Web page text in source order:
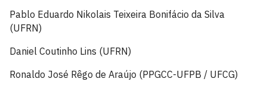
Pablo Eduardo Nikolais Teixeira Bonifácio da Silva
(UFRN)
Daniel Coutinho Lins (UFRN)
Ronaldo José Rêgo de Araújo (PPGCC-UFPB / UFCG)